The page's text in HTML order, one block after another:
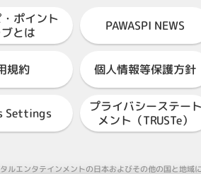
ポイント
とは PAWASPI NEWS
規約 個人情報等保護方針
Settings プライバシーステート
メント（TRUSTe）
エンタテインメントの日本およびその他の国と地域